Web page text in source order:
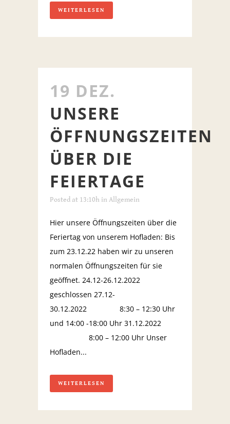
WEITERLESEN
19 DEZ.
UNSERE
ÖFFNUNGSZEITEN
ÜBER DIE
FEIERTAGE
Posted at 13:10h in Allgemein
Hier unsere Öffnungszeiten über die
Feriertag von unserem Hofladen: Bis
zum 23.12.22 haben wir zu unseren
normalen Öffnungszeiten für sie
geöffnet. 24.12-26.12.2022
geschlossen 27.12-
30.12.2022 8:30 – 12:30 Uhr
und 14:00 -18:00 Uhr 31.12.2022
8:00 – 12:00 Uhr Unser
Hofladen...
WEITERLESEN